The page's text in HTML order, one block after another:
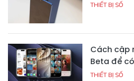
THIẾT BỊ SỐ
Cách cập
Beta để
THIẾT BỊ SỐ